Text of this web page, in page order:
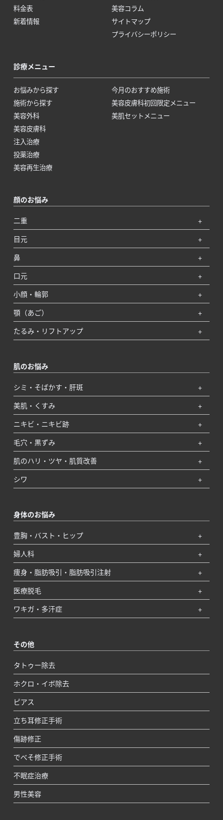
料金表
新着情報
美容コラム
サイトマップ
プライバシーポリシー
診療メニュー
お悩みから探す
施術から探す
美容外科
美容皮膚科
注入治療
投薬治療
美容再生治療
今月のおすすめ施術
美容皮膚科初回限定メニュー
美肌セットメニュー
顔のお悩み
二重
目元
鼻
口元
小顔・輪郭
顎（あご）
たるみ・リフトアップ
肌のお悩み
シミ・そばかす・肝斑
美肌・くすみ
ニキビ・ニキビ跡
毛穴・黒ずみ
肌のハリ・ツヤ・肌質改善
シワ
身体のお悩み
豊胸・バスト・ヒップ
婦人科
痩身・脂肪吸引・脂肪吸引注射
医療脱毛
ワキガ・多汗症
その他
タトゥー除去
ホクロ・イボ除去
ピアス
立ち耳修正手術
傷跡修正
でべそ修正手術
不眠症治療
男性美容